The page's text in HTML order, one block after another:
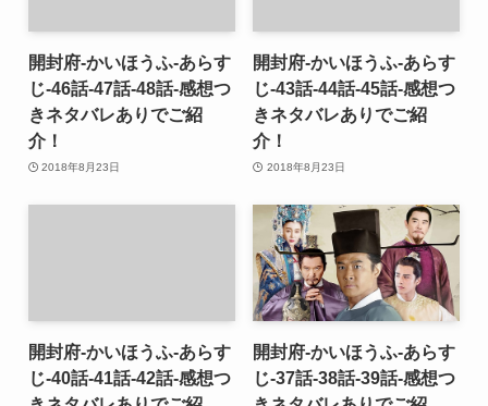
開封府-かいほうふ-あらす
じ-46話-47話-48話-感想つ
きネタバレありでご紹
介！
2018年8月23日
開封府-かいほうふ-あらす
じ-43話-44話-45話-感想つ
きネタバレありでご紹
介！
2018年8月23日
開封府-かいほうふ-あらす
じ-40話-41話-42話-感想つ
開封府-かいほうふ-あらす
じ-37話-38話-39話-感想つ